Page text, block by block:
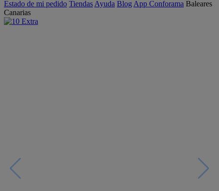
Estado de mi pedido Tiendas Ayuda Blog App Conforama Baleares
Canarias